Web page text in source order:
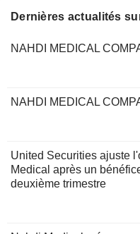
Dernières actualités
NAHDI MEDICAL
NAHDI MEDICAL
United Securities ajuste
Medical après un
deuxième trimestre